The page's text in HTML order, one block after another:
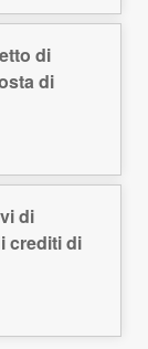
di
di
di
crediti di